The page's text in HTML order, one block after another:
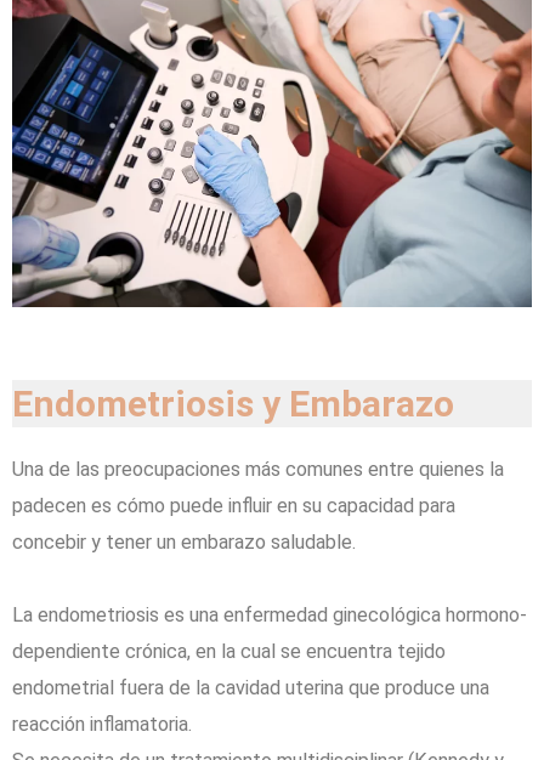
Endometriosis y Embarazo
Una de las preocupaciones más comunes entre quienes la
padecen es cómo puede influir en su capacidad para
concebir y tener un embarazo saludable.
La endometriosis es una enfermedad ginecológica hormono-
dependiente crónica, en la cual se encuentra tejido
endometrial fuera de la cavidad uterina que produce una
reacción inflamatoria.